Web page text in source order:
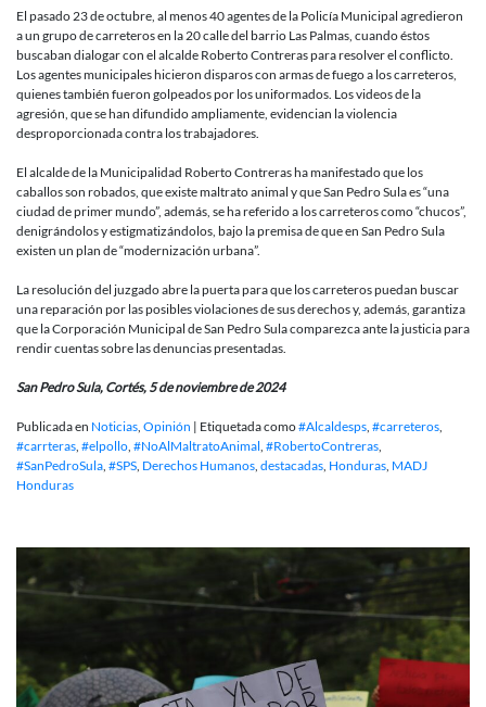
A
El pasado 23 de octubre, al menos 40 agentes de la Policía Municipal agredieron
a un grupo de carreteros en la 20 calle del barrio Las Palmas, cuando éstos
buscaban dialogar con el alcalde Roberto Contreras para resolver el conflicto.
Los agentes municipales hicieron disparos con armas de fuego a los carreteros,
quienes también fueron golpeados por los uniformados. Los videos de la
agresión, que se han difundido ampliamente, evidencian la violencia
desproporcionada contra los trabajadores.
El alcalde de la Municipalidad Roberto Contreras ha manifestado que los
caballos son robados, que existe maltrato animal y que San Pedro Sula es “una
ciudad de primer mundo”, además, se ha referido a los carreteros como “chucos”,
denigrándolos y estigmatizándolos, bajo la premisa de que en San Pedro Sula
existen un plan de “modernización urbana”.
La resolución del juzgado abre la puerta para que los carreteros puedan buscar
una reparación por las posibles violaciones de sus derechos y, además, garantiza
que la Corporación Municipal de San Pedro Sula comparezca ante la justicia para
rendir cuentas sobre las denuncias presentadas.
San Pedro Sula, Cortés, 5 de noviembre de 2024
Publicada en Noticias Opinión | Etiquetada como#Alcaldesps #carreteros
#carrteras #elpollo #NoAlMaltratoAnimal #RobertoContreras
#SanPedroSula #SPS Derechos Humanos destacadas Honduras MADJ
Honduras